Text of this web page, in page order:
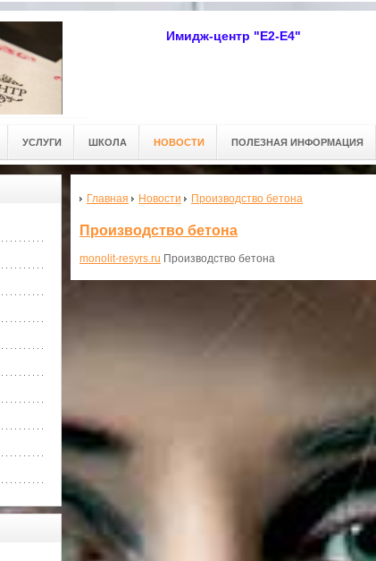
Имидж-центр "Е2-Е4"
УСЛУГИ ШКОЛА НОВОСТИ ПОЛЕЗНАЯ ИНФОРМАЦИЯ
Главная Новости Производство бетона
Производство бетона
monolit-resyrs.ru Производство бетона